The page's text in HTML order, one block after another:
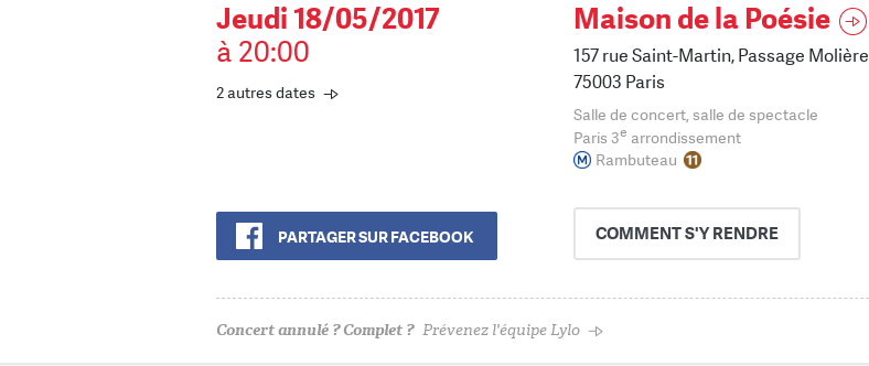
Jeudi 18/05/2017
à 20:00
2 autres dates
PARTAGER SUR FACEBOOK
Maison de la Poésie
157 rue Saint-Martin, Passage Molière
75003 Paris
Salle de concert, salle de spectacle
Paris 3e arrondissement
Rambuteau
COMMENTS'Y RENDRE
Concert annulé ? Complet ? Prévenez l'équipe Lylo